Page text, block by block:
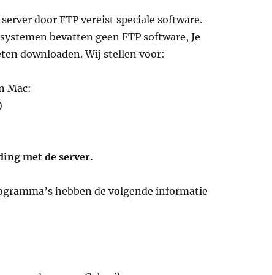
door FTP vereist speciale software.
bevatten geen FTP software, Je
downloaden. Wij stellen voor:
Mac:
met de server.
hebben de volgende informatie